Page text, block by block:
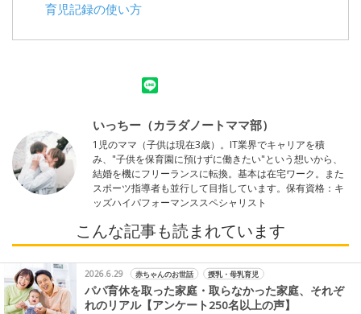
育児記録の使い方
いっちー（カラダノートママ部）
1児のママ（子供は現在3歳）。IT業界でキャリアを積
み、"子供を保育園に預けずに働きたい"という想いから、
結婚を機にフリーランスに転換。基本は在宅ワーク。また
スポーツ指導者も並行して目指しています。保有資格：キ
ッズハイパフォーマンススペシャリスト
こんな記事も読まれています
2026.6.29 赤ちゃんのお世話 授乳・母乳育児
パパ育休を取った家庭・取らなかった家庭、それぞ
れのリアル【アンケート250名以上の声】